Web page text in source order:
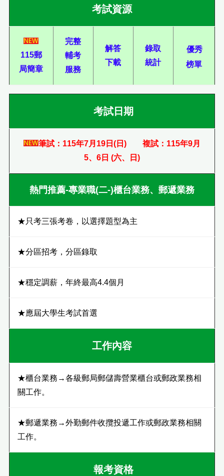
考試資源
115郵
局簡章
完整
輔考
服務
解答
下載
錄取
統計
優秀
榜單
考試日期
筆試：115年7月19日(日) 複試：115年9月
5、6日 (六、日)
熱門推薦-專業職(二-)櫃台業務、郵遞業務
★只考三張考卷，以選擇題型為主
★分區招考，分區錄取
★穩定調薪，年終最高4.4個月
★應屆大學生考試首選
工作內容
★櫃台業務→各級郵局郵儲壽營業櫃台或郵政業務相
關工作。
★郵遞業務→外勤郵件收攬投遞工作或郵政業務相關
工作。
報考資格